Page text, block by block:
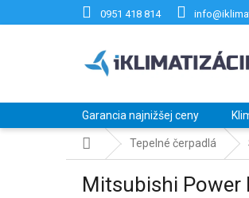
0951 418 814
Garancia najnižšej ceny
DomovTepelné čerpadlá
Mitsubishi Power